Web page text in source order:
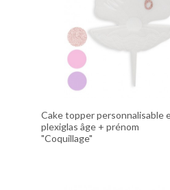
Cake topper personnalisable
plexiglas âge + prénom
"Coquillage"